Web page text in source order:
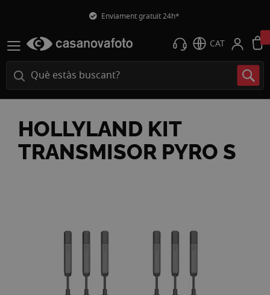
Devolució gratuïta
CAT
HOLLYLAND KIT
TRANSMISOR PYRO S